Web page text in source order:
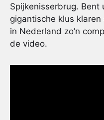
Spijkenisserbrug.
gigantische klus
in Nederland zo’n
de video.